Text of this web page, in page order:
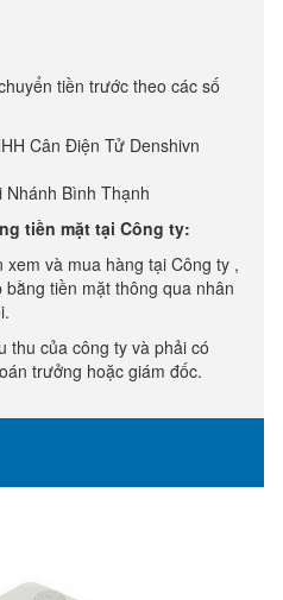
tiền trước theo các số
Cân Điện Tử Denshivn
Nhánh Bình Thạnh
tiền mặt tại Công ty:
và mua hàng tại Công ty ,
tiền mặt thông qua nhân
thu của công ty và phải có
trưởng hoặc giám đốc.